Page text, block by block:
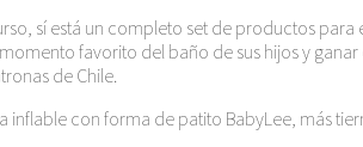
sí está un completo set de productos
favorito del baño de sus hijos y
de Chile.
inflable con forma de patito BabyLee, más